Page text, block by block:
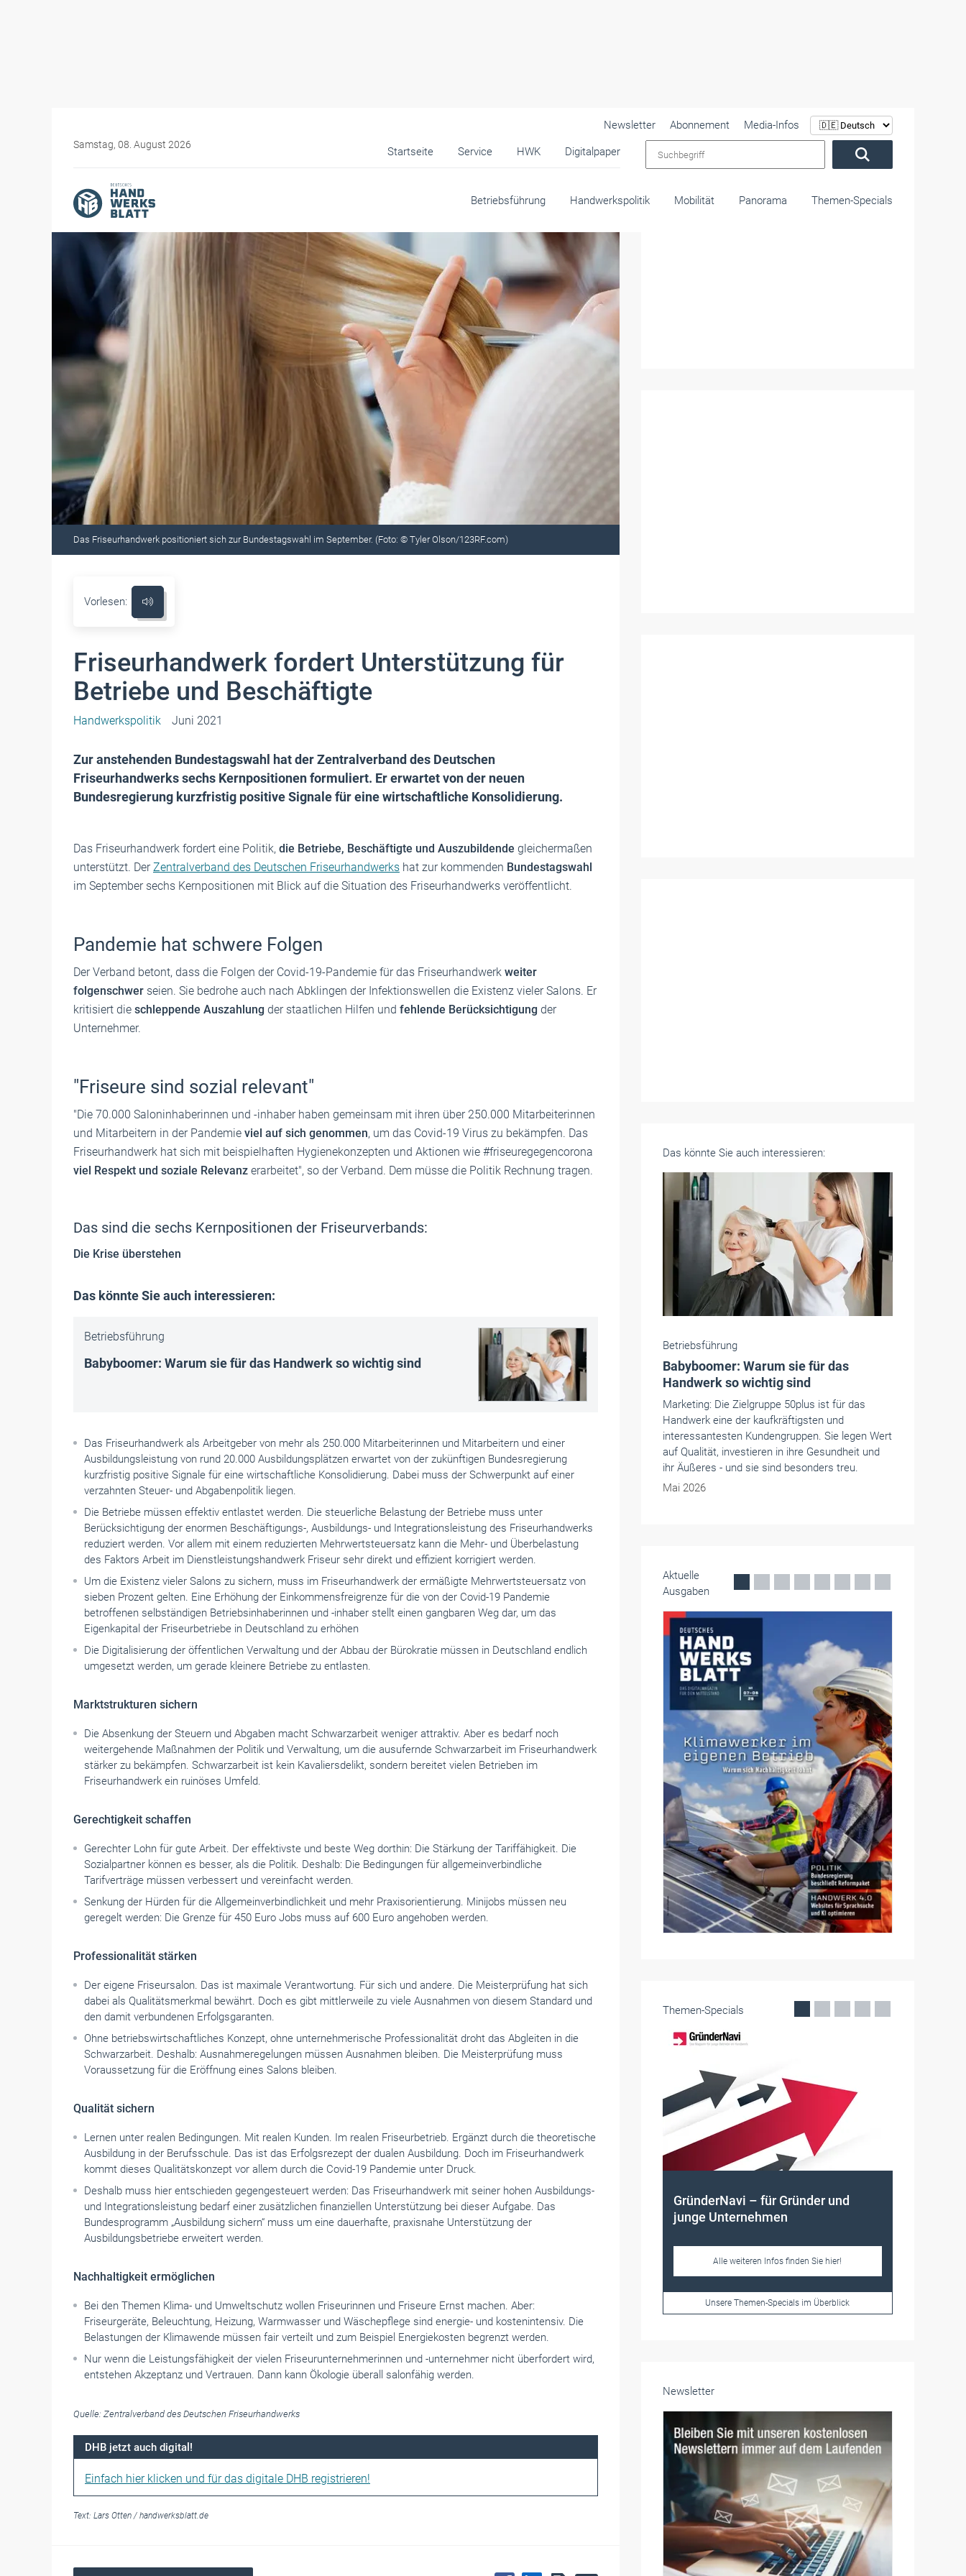
Samstag, 08. August 2026
Startseite Service HWK Digitalpaper
Newsletter Abonnement
Media-Infos
Betriebsführung Handwerkspolitik Mobilität Panorama Themen-Specials
Das Friseurhandwerk positioniert sich zur Bundestagswahl im September. (Foto: © Tyler Olson/123RF.com)
Vorlesen:
Friseurhandwerk fordert Unterstützung für
Betriebe und Beschäftigte
Handwerkspolitik Juni 2021
Zur anstehenden Bundestagswahl hat der Zentralverband des Deutschen
Friseurhandwerks sechs Kernpositionen formuliert. Er erwartet von der neuen
Bundesregierung kurzfristig positive Signale für eine wirtschaftliche Konsolidierung.
Das Friseurhandwerk fordert eine Politik, die Betriebe, Beschäftigte und Auszubildende gleichermaßen
unterstützt. DerZentralverband des Deutschen Friseurhandwerks hat zur kommenden Bundestagswahl
im September sechs Kernpositionen mit Blick auf die Situation des Friseurhandwerks veröffentlicht.
Pandemie hat schwere Folgen
Der Verband betont, dass die Folgen der Covid-19-Pandemie für das Friseurhandwerk weiter
folgenschwer seien. Sie bedrohe auch nach Abklingen der Infektionswellen die Existenz vieler Salons. Er
kritisiert die schleppende Auszahlung der staatlichen Hilfen und fehlende Berücksichtigung der
Unternehmer.
"Friseure sind sozial relevant"
"Die 70.000 Saloninhaberinnen und -inhaber haben gemeinsam mit ihren über 250.000 Mitarbeiterinnen
und Mitarbeitern in der Pandemie viel auf sich genommen, um das Covid-19 Virus zu bekämpfen. Das
Friseurhandwerk hat sich mit beispielhaften Hygienekonzepten und Aktionen wie #friseuregegencorona
viel Respekt und soziale Relevanz erarbeitet", so der Verband. Dem müsse die Politik Rechnung tragen.
Das sind die sechs Kernpositionen der Friseurverbands:
Die Krise überstehen
Das könnte Sie auch interessieren:
Betriebsführung
Babyboomer: Warum sie für das Handwerk so wichtig sind
Das Friseurhandwerk als Arbeitgeber von mehr als 250.000 Mitarbeiterinnen und Mitarbeitern und einer
Ausbildungsleistung von rund 20.000 Ausbildungsplätzen erwartet von der zukünftigen Bundesregierung
kurzfristig positive Signale für eine wirtschaftliche Konsolidierung. Dabei muss der Schwerpunkt auf einer
verzahnten Steuer- und Abgabenpolitik liegen.
Die Betriebe müssen effektiv entlastet werden. Die steuerliche Belastung der Betriebe muss unter
Berücksichtigung der enormen Beschäftigungs-, Ausbildungs- und Integrationsleistung des Friseurhandwerks
reduziert werden. Vor allem mit einem reduzierten Mehrwertsteuersatz kann die Mehr- und Überbelastung
des Faktors Arbeit im Dienstleistungshandwerk Friseur sehr direkt und effizient korrigiert werden.
Um die Existenz vieler Salons zu sichern, muss im Friseurhandwerk der ermäßigte Mehrwertsteuersatz von
sieben Prozent gelten. Eine Erhöhung der Einkommensfreigrenze für die von der Covid-19 Pandemie
betroffenen selbständigen Betriebsinhaberinnen und -inhaber stellt einen gangbaren Weg dar, um das
Eigenkapital der Friseurbetriebe in Deutschland zu erhöhen
Die Digitalisierung der öffentlichen Verwaltung und der Abbau der Bürokratie müssen in Deutschland endlich
umgesetzt werden, um gerade kleinere Betriebe zu entlasten.
Marktstrukturen sichern
Die Absenkung der Steuern und Abgaben macht Schwarzarbeit weniger attraktiv. Aber es bedarf noch
weitergehende Maßnahmen der Politik und Verwaltung, um die ausufernde Schwarzarbeit im Friseurhandwerk
stärker zu bekämpfen. Schwarzarbeit ist kein Kavaliersdelikt, sondern bereitet vielen Betrieben im
Friseurhandwerk ein ruinöses Umfeld.
Gerechtigkeit schaffen
Gerechter Lohn für gute Arbeit. Der effektivste und beste Weg dorthin: Die Stärkung der Tariffähigkeit. Die
Sozialpartner können es besser, als die Politik. Deshalb: Die Bedingungen für allgemeinverbindliche
Tarifverträge müssen verbessert und vereinfacht werden.
Senkung der Hürden für die Allgemeinverbindlichkeit und mehr Praxisorientierung. Minijobs müssen neu
geregelt werden: Die Grenze für 450 Euro Jobs muss auf 600 Euro angehoben werden.
Professionalität stärken
Der eigene Friseursalon. Das ist maximale Verantwortung. Für sich und andere. Die Meisterprüfung hat sich
dabei als Qualitätsmerkmal bewährt. Doch es gibt mittlerweile zu viele Ausnahmen von diesem Standard und
den damit verbundenen Erfolgsgaranten.
Ohne betriebswirtschaftliches Konzept, ohne unternehmerische Professionalität droht das Abgleiten in die
Schwarzarbeit. Deshalb: Ausnahmeregelungen müssen Ausnahmen bleiben. Die Meisterprüfung muss
Voraussetzung für die Eröffnung eines Salons bleiben.
Qualität sichern
Lernen unter realen Bedingungen. Mit realen Kunden. Im realen Friseurbetrieb. Ergänzt durch die theoretische
Ausbildung in der Berufsschule. Das ist das Erfolgsrezept der dualen Ausbildung. Doch im Friseurhandwerk
kommt dieses Qualitätskonzept vor allem durch die Covid-19 Pandemie unter Druck.
Deshalb muss hier entschieden gegengesteuert werden: Das Friseurhandwerk mit seiner hohen Ausbildungs-
und Integrationsleistung bedarf einer zusätzlichen finanziellen Unterstützung bei dieser Aufgabe. Das
Bundesprogramm „Ausbildung sichern“ muss um eine dauerhafte, praxisnahe Unterstützung der
Ausbildungsbetriebe erweitert werden.
Nachhaltigkeit ermöglichen
Bei den Themen Klima- und Umweltschutz wollen Friseurinnen und Friseure Ernst machen. Aber:
Friseurgeräte, Beleuchtung, Heizung, Warmwasser und Wäschepflege sind energie- und kostenintensiv. Die
Belastungen der Klimawende müssen fair verteilt und zum Beispiel Energiekosten begrenzt werden.
Nur wenn die Leistungsfähigkeit der vielen Friseurunternehmerinnen und -unternehmer nicht überfordert wird,
entstehen Akzeptanz und Vertrauen. Dann kann Ökologie überall salonfähig werden.
Quelle: Zentralverband des Deutschen Friseurhandwerks
DHB jetzt auch digital!
Einfach hier klicken und für das digitale DHB registrieren!
Text: Lars Otten / handwerksblatt.de
Das könnte Sie auch interessieren:
Betriebsführung
Babyboomer: Warum sie für das
Handwerk so wichtig sind
Marketing: Die Zielgruppe 50plus ist für das
Handwerk eine der kaufkräftigsten und
interessantesten Kundengruppen. Sie legen Wert
auf Qualität, investieren in ihre Gesundheit und
ihr Äußeres - und sie sind besonders treu.
Mai 2026
Aktuelle
Ausgaben
Themen-Specials
Frauen im Handwerk
Unsere Themen-Specials im Überblick
Newsletter